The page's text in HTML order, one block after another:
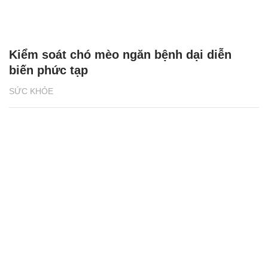
SỨC KHỎE
Kiểm soát chó mèo ngăn bệnh dại diễn
biến phức tạp